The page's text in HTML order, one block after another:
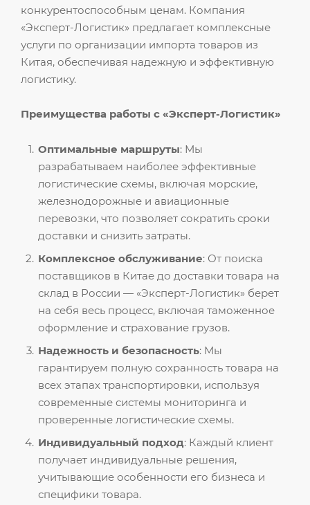
конкурентоспособным ценам. Компания
«Эксперт-Логистик» предлагает комплексные
услуги по организации импорта товаров из
Китая, обеспечивая надежную и эффективную
логистику.
Преимущества работы с «Эксперт-Логистик»
Оптимальные маршруты: Мы
разрабатываем наиболее эффективные
логистические схемы, включая морские,
железнодорожные и авиационные
перевозки, что позволяет сократить сроки
доставки и снизить затраты.
Комплексное обслуживание: От поиска
поставщиков в Китае до доставки товара на
склад в России — «Эксперт-Логистик» берет
на себя весь процесс, включая таможенное
оформление и страхование грузов.
Надежность и безопасность: Мы
гарантируем полную сохранность товара на
всех этапах транспортировки, используя
современные системы мониторинга и
проверенные логистические схемы.
Индивидуальный подход: Каждый клиент
получает индивидуальные решения,
учитывающие особенности его бизнеса и
специфики товара.